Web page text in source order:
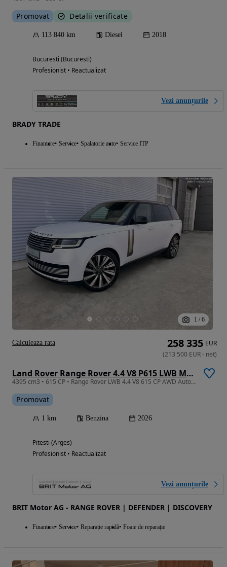
Promovat Detalii verificate
113 840 km Diesel 2018
Bucuresti (Bucuresti)
Profesionist • Reactualizat
Vezi anunțurile
BRADY TRADE
Finantare Service Spalatorie auto Service ITP
1 / 6
Land Rover Range Rover 4.4 V8 P615 LWB MHEV SV
4395 cm3 • 615 CP • Range Rover LWB 4.4 V8 615 CP AWD Auto MHEV SV
Promovat
1 km Benzina 2026
Pitesti (Arges)
Profesionist • Reactualizat
Vezi anunțurile
BRIT Motor AG - RANGE ROVER | DEFENDER | DISCOVERY
Finantare Service Reparație rapidă Foaie de reparație
258 335 EUR
(213 500 EUR- net)
Calculeaza rata